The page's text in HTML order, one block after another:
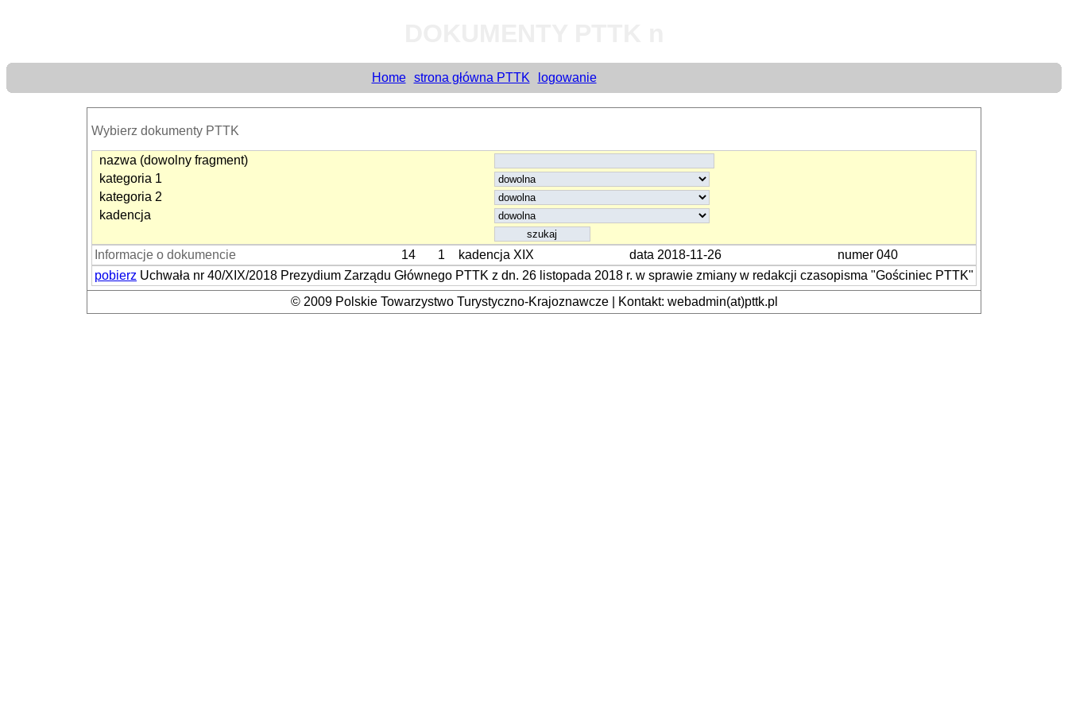
Home strona główna PTTK logowanie
Wybierz dokumenty PTTK
nazwa (dowolny fragment)
kategoria 1
kategoria 2
kadencja
Informacje o dokumencie 14 1 kadencja XIX data 2018-11-26
numer 040
pobierz Uchwała nr 40/XIX/2018 Prezydium Zarządu Głównego PTTK z dn. 26 listopada 2018 r. w sprawie zmiany w redakcji czasopisma "Gościniec PTTK"
© 2009 Polskie Towarzystwo Turystyczno-Krajoznawcze | Kontakt: webadmin(at)pttk.pl